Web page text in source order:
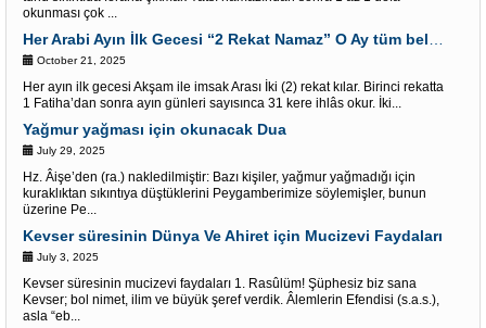
okunması çok ...
October 21, 2025
Her ayın ilk gecesi Akşam ile imsak Arası İki (2) rekat kılar. Birinci rekatta
1 Fatiha’dan sonra ayın günleri sayısınca 31 kere ihlâs okur. İki...
Yağmur yağması için okunacak Dua
July 29, 2025
Hz. Âişe’den (ra.) nakledilmiştir: Bazı kişiler, yağmur yağmadığı için
kuraklıktan sıkıntıya düştüklerini Peygamberimize söylemişler, bunun
üzerine Pe...
Kevser süresinin Dünya Ve Ahiret için Mucizevi Faydaları
July 3, 2025
Kevser süresinin mucizevi faydaları 1. Rasûlüm! Şüphesiz biz sana
Kevser; bol nimet, ilim ve büyük şeref verdik. Âlemlerin Efendisi (s.a.s.),
asla “eb...